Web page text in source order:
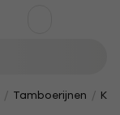
Tamboerijnen